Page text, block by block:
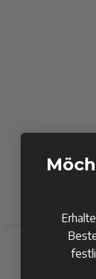
Erhalte